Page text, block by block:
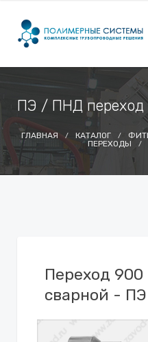
ПЭ / ПНД
ГЛАВНАЯ КАТАЛОГ
ПЕРЕХОДЫ
Переход
сварной -